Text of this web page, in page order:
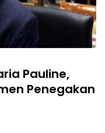
Pauline,
Penegakan